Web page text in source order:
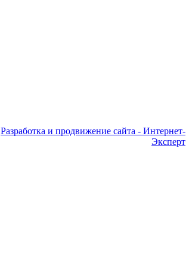
Разработка и продвижение сайта - Интернет-
Эксперт